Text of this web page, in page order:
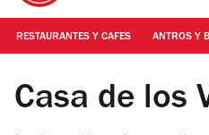
RESTAURANTES Y CAFES ANTROS Y
Foto: Cortesía Lotto
Casa de los